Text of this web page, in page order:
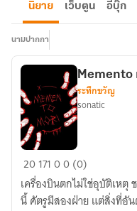
นิยาย เว็บตูน อีบุ๊ก
นามปากกา
Memento
mori
Memento
ระทึกขวัญ
sonatic
2017100 (0)
เครื่องบินตกไม่ใช่อุบัติเหตุ ชนเผ่า
นี้ ศัตรูมีสองฝ่าย แต่สิ่งที่อั